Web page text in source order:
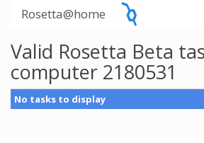
Rosetta@home
Valid Rosetta Beta
computer 2180531
No tasks to display